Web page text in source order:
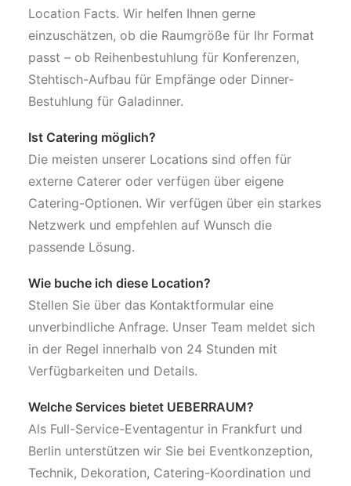
Location Facts. Wir helfen Ihnen gerne
einzuschätzen, ob die Raumgröße für Ihr Format
passt – ob Reihenbestuhlung für Konferenzen,
Stehtisch-Aufbau für Empfänge oder Dinner-
Bestuhlung für Galadinner.
Ist Catering möglich?
Die meisten unserer Locations sind offen für
externe Caterer oder verfügen über eigene
Catering-Optionen. Wir verfügen über ein starkes
Netzwerk und empfehlen auf Wunsch die
passende Lösung.
Wie buche ich diese Location?
Stellen Sie über das Kontaktformular eine
unverbindliche Anfrage. Unser Team meldet sich
in der Regel innerhalb von 24 Stunden mit
Verfügbarkeiten und Details.
Welche Services bietet UEBERRAUM?
Als Full-Service-Eventagentur in Frankfurt und
Berlin unterstützen wir Sie bei Eventkonzeption,
Technik, Dekoration, Catering-Koordination und